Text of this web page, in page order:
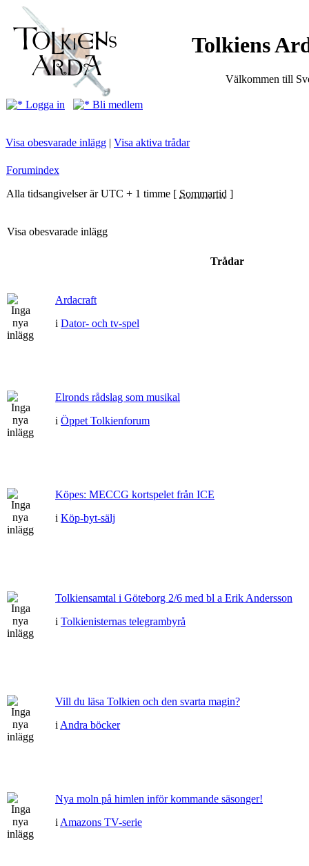
Tolkiens
Välkommen till
Logga in Bli medlem
Visa obesvarade inlägg | Visa aktiva trådar
Forumindex
Alla tidsangivelser är UTC + 1 timme [ Sommartid ]
Visa obesvarade inlägg
Trådar
Ardacraft
i Dator- och tv-spel
Elronds rådslag som musikal
i Öppet Tolkienforum
Köpes: MECCG kortspelet från ICE
i Köp-byt-sälj
Tolkiensamtal i Göteborg 2/6 med bl a Erik Andersson
i Tolkienisternas telegrambyrå
Vill du läsa Tolkien och den svarta magin?
i Andra böcker
Nya moln på himlen inför kommande säsonger!
i Amazons TV-serie